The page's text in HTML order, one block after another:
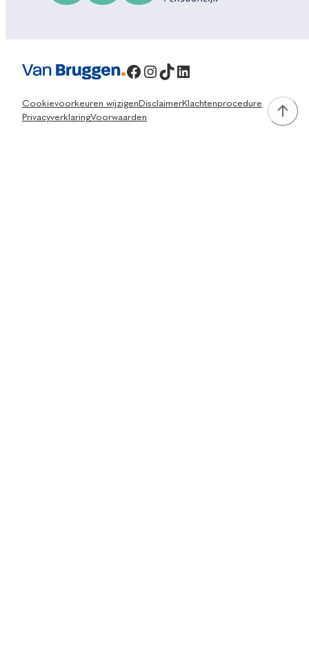
Facebook
Instagram
TikTok
LinkedIn
Cookievoorkeuren wijzigen DisclaimerKlachtenprocedure
PrivacyverklaringVoorwaarden